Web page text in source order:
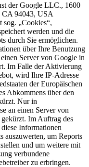
der Google LLC., 1600
CA 94043, USA
„Cookies“,
werden und die
durch Sie ermöglichen.
über Ihre Benutzung
Server von Google in
Im Falle der Aktivierung
wird Ihre IP-Adresse
der Europäischen
Abkommens über den
Nur in
an einen Server von
Im Auftrag des
Informationen
auszuwerten, um Reports
und um weitere mit
verbundene
zu erbringen.